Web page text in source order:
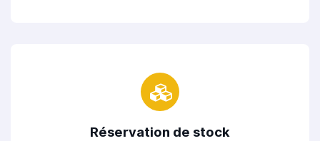
Réservation de stock